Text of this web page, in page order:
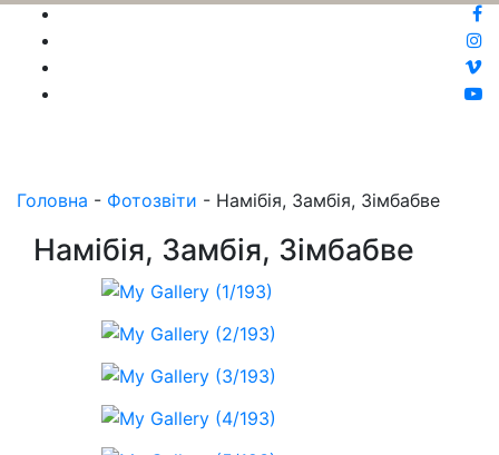
Головна - Фотозвіти - Намібія, Замбія, Зімбабве
Намібія, Замбія, Зімбабве